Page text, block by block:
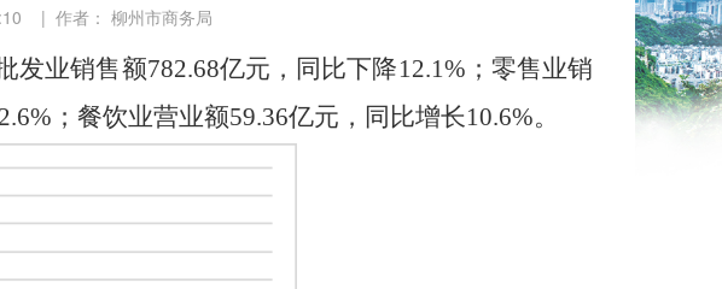
| 作者： 柳州市商务局
发业销售额782.68亿元， 同比下降12.1% ； 零售业销
； 餐饮业营业额59.36亿元，同比增长10.6%。